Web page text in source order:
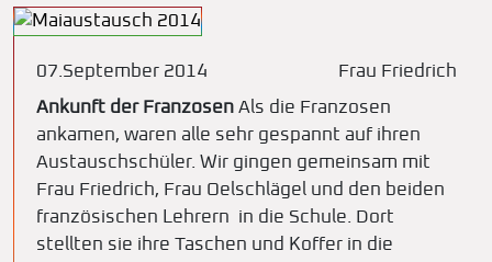
07.September 2014
Frau Friedrich
Ankunft der Franzosen Als die Franzosen
ankamen, waren alle sehr gespannt auf ihren
Austauschschüler. Wir gingen gemeinsam mit
Frau Friedrich, Frau Oelschlägel und den beiden
französischen Lehrern in die Schule. Dort
stellten sie ihre Taschen und Koffer in die